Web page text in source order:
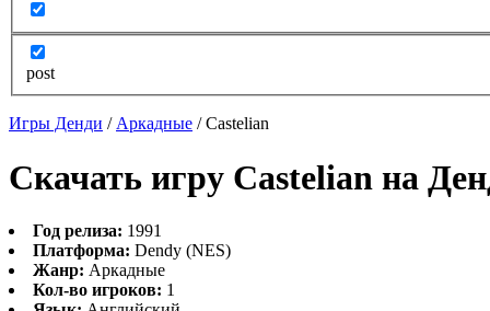
post
Игры Денди / Аркадные /Castelian
Скачать игру Castelian на
Год релиза: 1991
Платформа: Dendy (NES)
Жанр: Аркадные
Кол-во игроков: 1